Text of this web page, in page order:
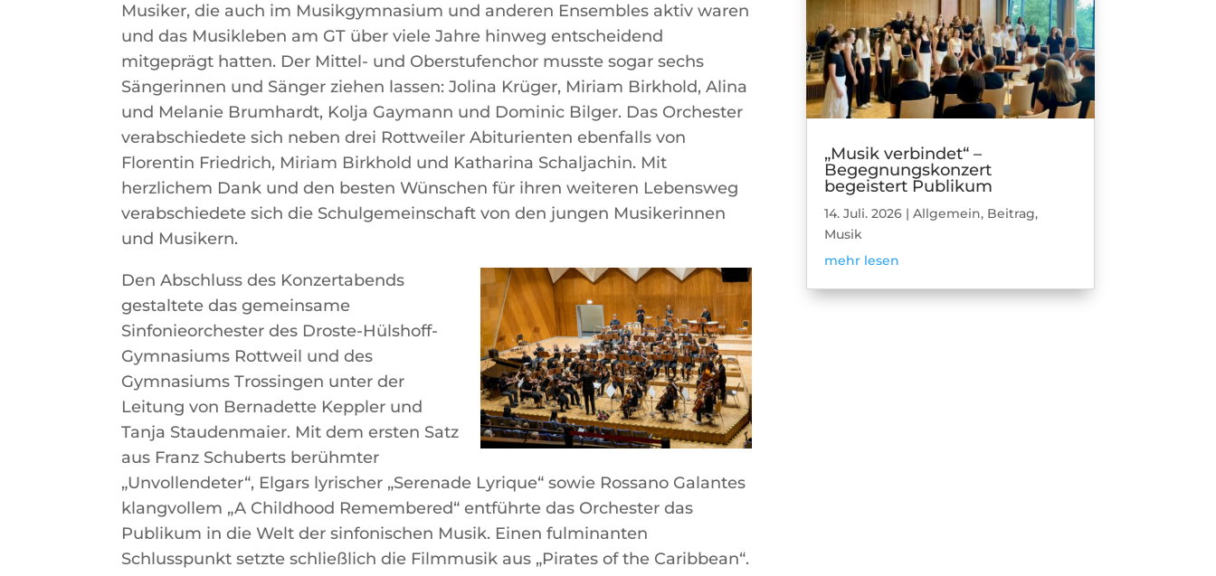
Musiker, die auch im Musikgymnasium und anderen Ensembles aktiv waren
und das Musikleben am GT über viele Jahre hinweg entscheidend
mitgeprägt hatten. Der Mittel- und Oberstufenchor musste sogar sechs
Sängerinnen und Sänger ziehen lassen: Jolina Krüger, Miriam Birkhold, Alina
und Melanie Brumhardt, Kolja Gaymann und Dominic Bilger. Das Orchester
verabschiedete sich neben drei Rottweiler Abiturienten ebenfalls von
Florentin Friedrich, Miriam Birkhold und Katharina Schaljachin. Mit
herzlichem Dank und den besten Wünschen für ihren weiteren Lebensweg
verabschiedete sich die Schulgemeinschaft von den jungen Musikerinnen
und Musikern.
Den Abschluss des Konzertabends
gestaltete das gemeinsame
Sinfonieorchester des Droste-Hülshoff-
Gymnasiums Rottweil und des
Gymnasiums Trossingen unter der
Leitung von Bernadette Keppler und
Tanja Staudenmaier. Mit dem ersten Satz
aus Franz Schuberts berühmter
„Unvollendeter“, Elgars lyrischer „Serenade Lyrique“ sowie Rossano Galantes
klangvollem „A Childhood Remembered“ entführte das Orchester das
Publikum in die Welt der sinfonischen Musik. Einen fulminanten
Schlusspunkt setzte schließlich die Filmmusik aus „Pirates of the Caribbean“.
„Musik verbindet“ –
Begegnungskonzert
begeistert Publikum
14. Juli. 2026| Allgemein, Beitrag,
Musik
mehr lesen